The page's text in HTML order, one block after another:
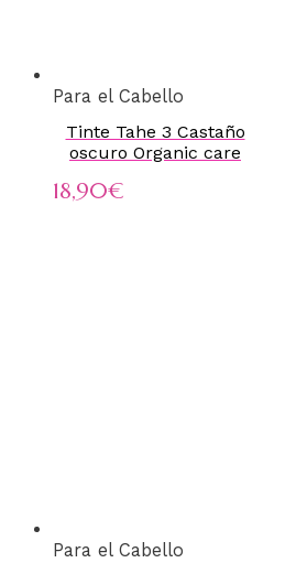
Para el Cabello
Tinte Tahe 3 Castaño
oscuro Organic care
18,90€
Para el Cabello